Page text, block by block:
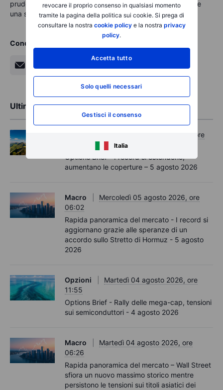
revocare il proprio consenso in qualsiasi momento
tramite la pagina della politica sui cookie. Si prega di
consultare la nostra cookie policye la nostra privacy
policy.
Accetta tutto
Solo quelli necessari
Gestisci il consenso
Italia
prudenti, diversificati e pazienti mentre il mercato percorre
una strada incerta.
Condividi
Ultime analisi di mercato
Mercoledì 05 agosto 2026, ore
Options Brief - I record si estendono,
aumentano le coperture – 5 agosto 2026
Macro
Mercoledì 05 agosto 2026, ore
06:02
Rapida panoramica del mercato - I record si
aggiornano grazie alle speranze di un
accordo sullo Stretto di Hormuz - 5 agosto
2026
Opzioni
Martedì 04 agosto 2026, ore
11:55
Options Brief - Rally delle mega-cap, tensioni
sui semiconduttori - 4 agosto 2026
Macro
Martedì 04 agosto 2026, ore
06:26
Rapida panoramica del mercato – Wall Street
sfiora un nuovo massimo storico mentre
persistono le tensioni sui titoli asiatici dei